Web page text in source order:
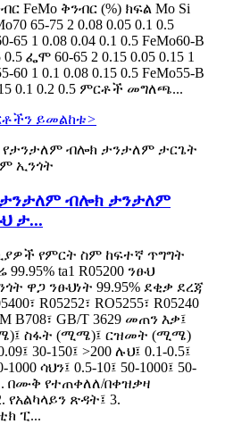
FeMo ቅንብር (%) ክፍል Mo Si
65-75 2 0.08 0.05 0.1 0.5
65 1 0.08 0.04 0.1 0.5 FeMo60-B
0.5 ፌሞ 60-65 2 0.15 0.05 0.15 1
60 1 0.1 0.08 0.15 0.5 FeMo55-B
0.1 0.2 0.5 ምርቶች መግለጫ...
ይመልከቱ>
ታንታለም ብሎክ ታንታለም
ታ...
የምርት ስም ከፍተኛ ጥግግት
ta1 R05200 ንፁህ
ዋጋ ንፁህነት 99.95% ደቂቃ ደረጃ
R05252፣ RO5255፣ R05240
B708፣ GB/T 3629 መጠን እቃ፤
ስፋት (ሚሜ)፤ ርዝመት (ሚሜ)
30-150፤ >200 ሉህ፤ 0.1-0.5፤
1000 ሳህን፤ 0.5-10፤ 50-1000፤ 50-
በሙቅ የተጠቀለለ/በቀዝቃዛ
የአልካላይን ጽዳት፤ 3.
ፒ...